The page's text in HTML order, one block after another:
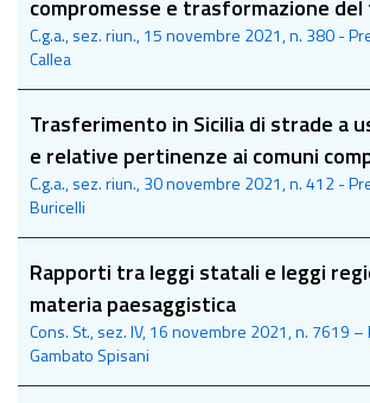
compromesse e trasformazione
per lo sviluppo sostenibile delle
C.g.a., sez. riun., 15 novembre 2021, n. 380 -
Callea
Trasferimento in Sicilia di strade a
e relative pertinenze ai comuni
territorio e gestione delle
IRSAP
C.g.a., sez. riun., 30 novembre 2021, n. 412 -
Buricelli
Rapporti tra leggi statali e leggi
materia paesaggistica
Cons. St., sez. IV, 16 novembre 2021, n. 7619 –
Gambato Spisani